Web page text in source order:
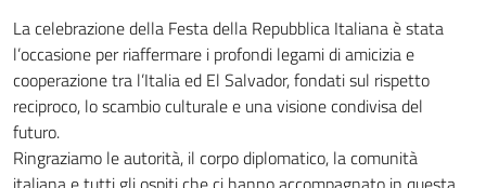
La celebrazione della Festa della Repubblica Italiana è stata
l’occasione per riaffermare i profondi legami di amicizia e
cooperazione tra l’Italia ed El Salvador, fondati sul rispetto
reciproco, lo scambio culturale e una visione condivisa del
futuro.
Ringraziamo le autorità, il corpo diplomatico, la comunità